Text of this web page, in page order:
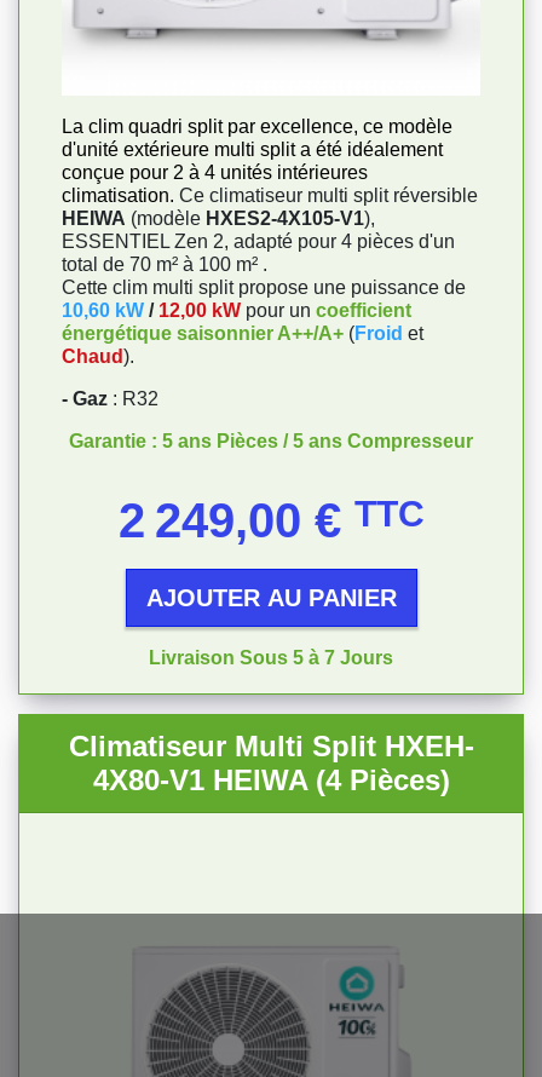
La clim quadri split par excellence, ce modèle
d'unité extérieure multi split a été idéalement
conçue pour 2 à 4 unités intérieures
climatisation. Ce climatiseur multi split réversible
HEIWA (modèle HXES2-4X105-V1),
ESSENTIEL Zen 2, adapté pour 4 pièces d'un
total de 70 m² à 100 m² .
Cette clim multi split propose une puissance de
10,60 kW / 12,00 kW pour un coefficient
énergétique saisonnier A++/A+ (Froid et
Chaud).
- Gaz : R32
Garantie : 5 ans Pièces / 5 ans Compresseur
2 249,00 € TTC
AJOUTER AU PANIER
Livraison Sous 5 à 7 Jours
Climatiseur Multi Split HXEH-
4X80-V1 HEIWA (4 Pièces)